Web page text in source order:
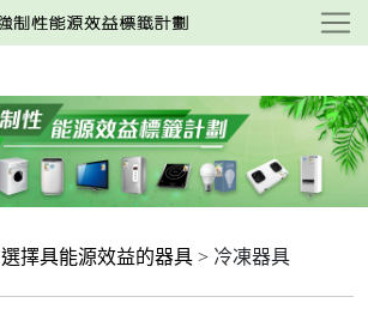
選擇具能源效益的器具 > 冷凍器具